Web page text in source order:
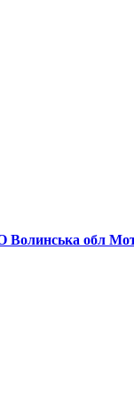
Волинська обл